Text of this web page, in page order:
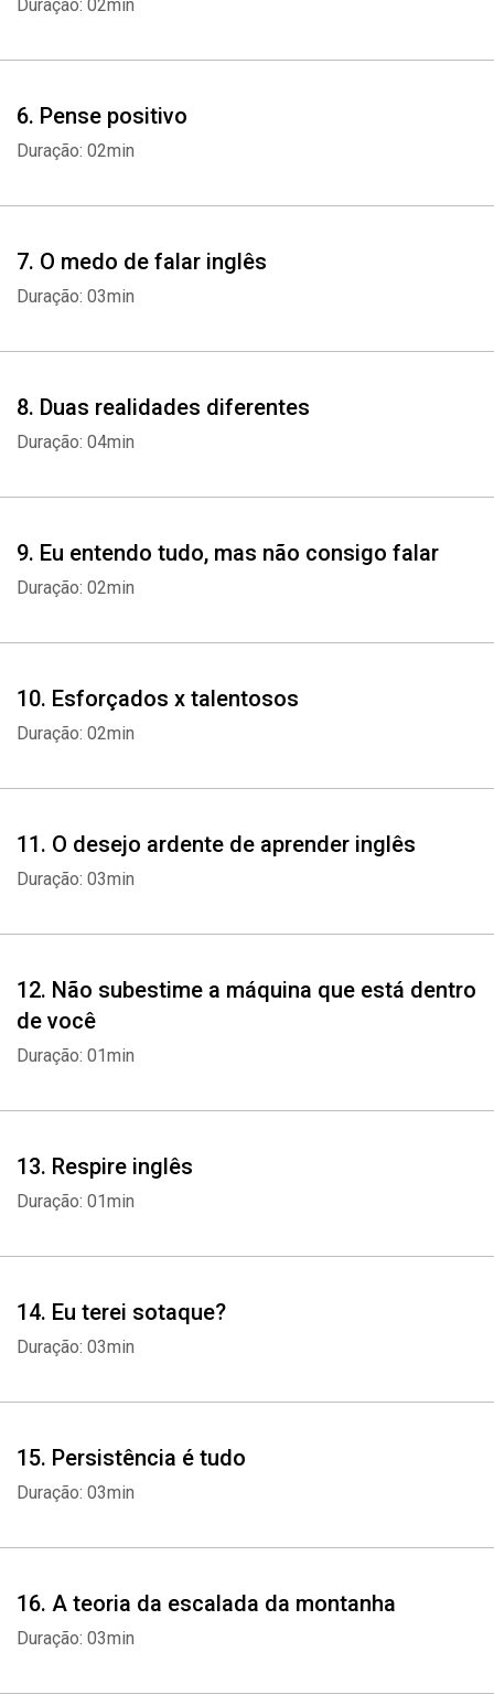
Duração: 02min
6. Pense positivo
Duração: 02min
7. O medo de falar inglês
Duração: 03min
8. Duas realidades diferentes
Duração: 04min
9. Eu entendo tudo, mas não consigo falar
Duração: 02min
10. Esforçados x talentosos
Duração: 02min
11. O desejo ardente de aprender inglês
Duração: 03min
12. Não subestime a máquina que está dentro
de você
Duração: 01min
13. Respire inglês
Duração: 01min
14. Eu terei sotaque?
Duração: 03min
15. Persistência é tudo
Duração: 03min
16. A teoria da escalada da montanha
Duração: 03min